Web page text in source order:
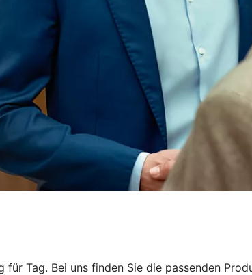
Tag. Bei uns finden Sie die passenden